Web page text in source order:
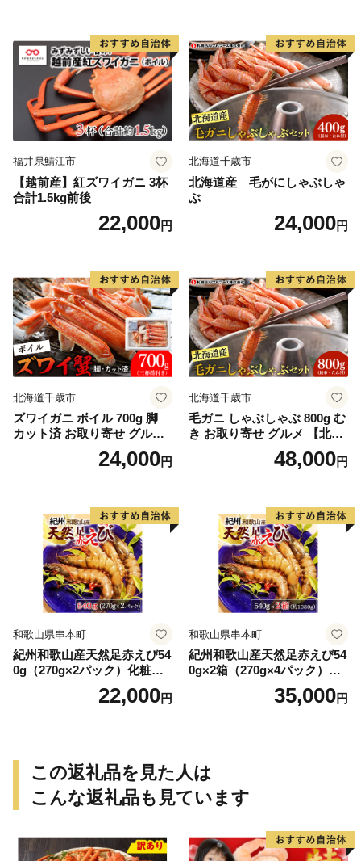
せグルメ 愛知県 小牧市 送料
無料
福井県鯖江市
【越前産】紅ズワイガニ 3杯
合計1.5kg前後
22,000円
北海道千歳市
北海道産 毛がにしゃぶしゃ
ぶ
24,000円
北海道千歳市
ズワイガニ ボイル 700g 脚
カット済 お取り寄せ グルメ
【北海道】【札幌バルナバフ
24,000円
北海道千歳市
毛ガニ しゃぶしゃぶ 800g む
き お取り寄せ グルメ 【北海
道】【札幌バルナバフーズ】
48,000円
和歌山県串本町
紀州和歌山産天然足赤えび54
0g（270g×2パック）化粧箱
入 ※2026年12月上旬〜2027
年2月上旬頃順次発送予定
22,000円
和歌山県串本町
紀州和歌山産天然足赤えび54
0g×2箱（270g×4パック）化
粧箱入 ※2026年12月上旬〜2
027年2月上旬頃順次発送予定
ず【uot773A】
35,000円
この返礼品を見た人は
こんな返礼品も見ています